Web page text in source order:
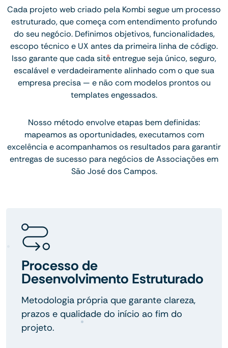
Cada projeto web criado pela Kombi segue um processo
estruturado, que começa com entendimento profundo
do seu negócio. Definimos objetivos, funcionalidades,
escopo técnico e UX antes da primeira linha de código.
Isso garante que cada site entregue seja único, seguro,
escalável e verdadeiramente alinhado com o que sua
empresa precisa — e não com modelos prontos ou
templates engessados.
Nosso método envolve etapas bem definidas:
mapeamos as oportunidades, executamos com
excelência e acompanhamos os resultados para garantir
entregas de sucesso para negócios de Associações em
São José dos Campos.
Processo de
Desenvolvimento Estruturado
Metodologia própria que garante clareza,
prazos e qualidade do início ao fim do
projeto.